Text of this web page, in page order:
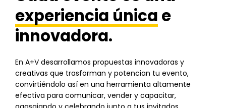
experiencia única e
innovadora.
En A+V desarrollamos propuestas innovadoras y
creativas que trasforman y potencian tu evento,
convirtiéndolo así en una herramienta altamente
efectiva para comunicar, vender y capacitar,